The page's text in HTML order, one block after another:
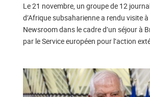
Le 21 novembre, un groupe de 12
d’Afrique subsaharienne a rendu visite
Newsroom dans le cadre d’un séjour à
par le Service européen pour l’action